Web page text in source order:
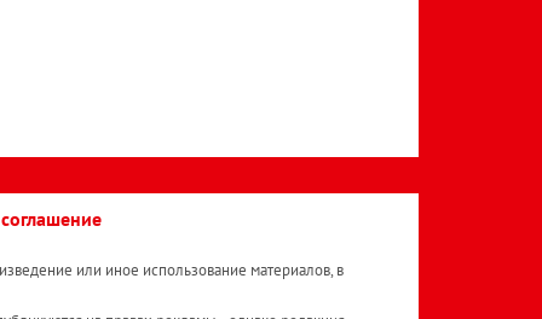
или иное использование материалов, в